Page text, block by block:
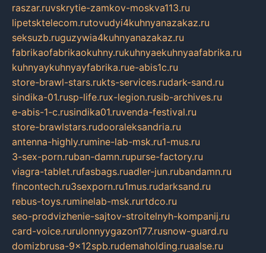
raszar.ruvskrytie-zamkov-moskva113.ru
lipetsktelecom.rutovudyi4kuhnyanazakaz.ru
seksuzb.ruguzywia4kuhnyanazakaz.ru
fabrikaofabrikaokuhny.rukuhnyaekuhnyaafabrika.ru
kuhnyaykuhnyayfabrika.rue-abis1c.ru
store-brawl-stars.rukts-services.rudark-sand.ru
sindika-01.rusp-life.rux-legion.rusib-archives.ru
e-abis-1-c.rusindika01.ruvenda-festival.ru
store-brawlstars.rudooraleksandria.ru
antenna-highly.rumine-lab-msk.ru1-mus.ru
3-sex-porn.ruban-damn.rupurse-factory.ru
viagra-tablet.rufasbags.ruadler-jun.rubandamn.ru
fincontech.ru3sexporn.ru1mus.rudarksand.ru
rebus-toys.ruminelab-msk.rurtdco.ru
seo-prodvizhenie-sajtov-stroitelnyh-kompanij.ru
card-voice.rurulonnyygazon177.rusnow-guard.ru
domizbrusa-9x12spb.rudemaholding.ruaalse.ru